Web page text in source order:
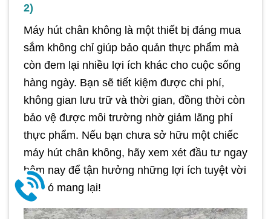
2)
Máy hút chân không là một thiết bị đáng mua
sắm không chỉ giúp bảo quản thực phẩm mà
còn đem lại nhiều lợi ích khác cho cuộc sống
hàng ngày. Bạn sẽ tiết kiệm được chi phí,
không gian lưu trữ và thời gian, đồng thời còn
bảo vệ được môi trường nhờ giảm lãng phí
thực phẩm. Nếu bạn chưa sở hữu một chiếc
máy hút chân không, hãy xem xét đầu tư ngay
hôm nay để tận hưởng những lợi ích tuyệt vời
mà nó mang lại!